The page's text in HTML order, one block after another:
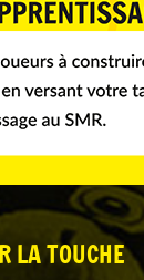
LA TOUCHE